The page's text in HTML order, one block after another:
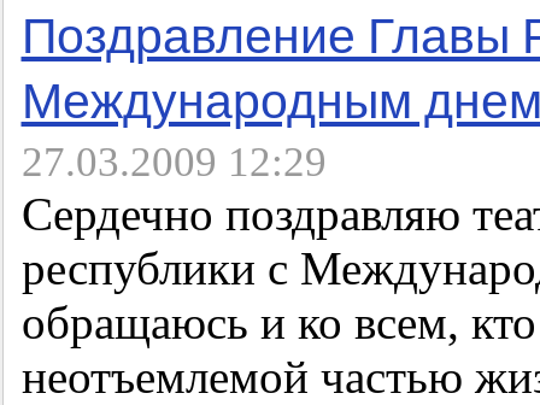
Поздравление Главы
Международным
27.03.2009 12:29
Сердечно поздравляю
республики с
обращаюсь и ко всем,
неотъемлемой частью